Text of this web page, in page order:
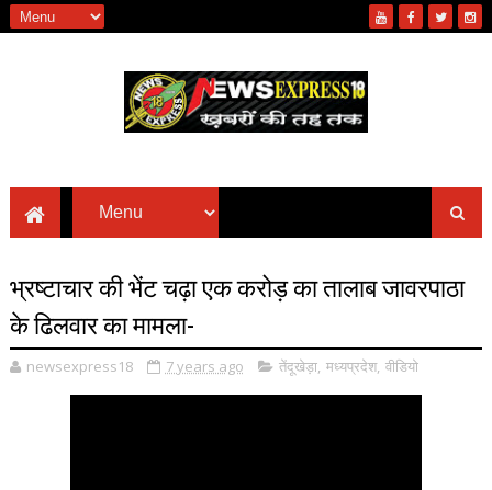
भ्रष्टाचार की भेंट चढ़ा एक करोड़ का तालाब जावरपाठा
के ढिलवार का मामला-
newsexpress18 7 years ago तेंदूखेड़ा, मध्यप्रदेश, वीडियो